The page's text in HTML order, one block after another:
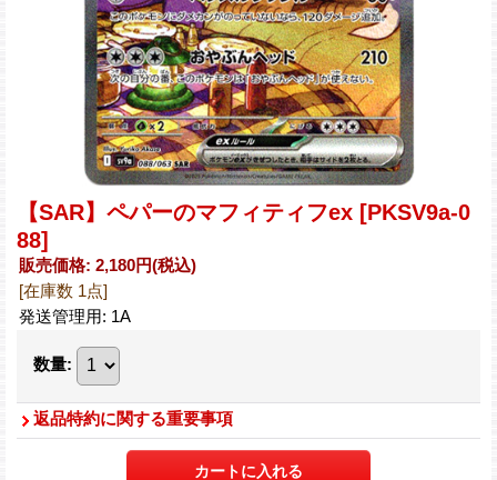
【SAR】ペパーのマフィティフex [PKSV9a-0
88]
販売価格: 2,180円(税込)
[在庫数 1点]
発送管理用: 1A
数量:
返品特約に関する重要事項